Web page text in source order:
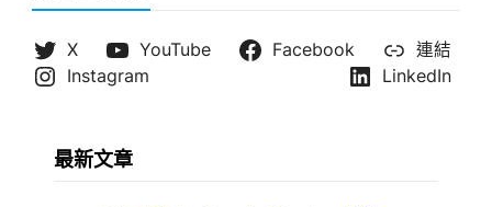
X YouTube Facebook
連結
Instagram
LinkedIn
最新文章